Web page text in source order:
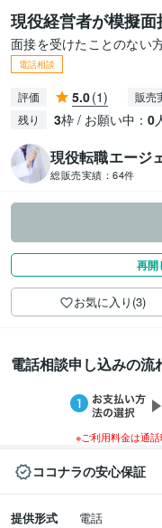
現役経営者が模擬面
面接を受けたことのない
電話相談
評価 5.0(1) 販売
残り 3枠 / お願い中： 0
現役転職エージ
総販売実績： 64件
再開
お気に入り(3)
電話相談申し込みの流
※ご利用料金は通
ココナラの安心保証
提供形式 電話